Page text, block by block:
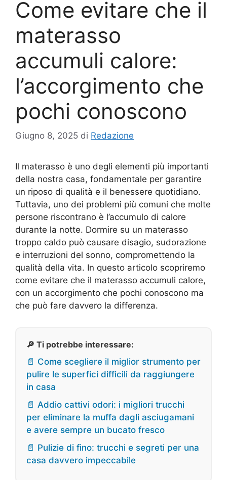
Come evitare che il
materasso
accumuli calore:
l’accorgimento che
pochi conoscono
Giugno 8, 2025 di Redazione
Il materasso è uno degli elementi più importanti
della nostra casa, fondamentale per garantire
un riposo di qualità e il benessere quotidiano.
Tuttavia, uno dei problemi più comuni che molte
persone riscontrano è l’accumulo di calore
durante la notte. Dormire su un materasso
troppo caldo può causare disagio, sudorazione
e interruzioni del sonno, compromettendo la
qualità della vita. In questo articolo scopriremo
come evitare che il materasso accumuli calore,
con un accorgimento che pochi conoscono ma
che può fare davvero la differenza.
🔎 Ti potrebbe interessare:
📄 Come scegliere il miglior strumento per
pulire le superfici difficili da raggiungere
in casa
📄 Addio cattivi odori: i migliori trucchi
per eliminare la muffa dagli asciugamani
e avere sempre un bucato fresco
📄 Pulizie di fino: trucchi e segreti per una
casa davvero impeccabile